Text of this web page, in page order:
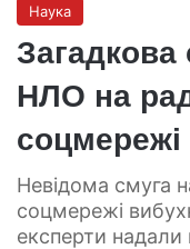
Наука
Загадкова
НЛО на
Невідома смуга
соцмережі
експерти надали